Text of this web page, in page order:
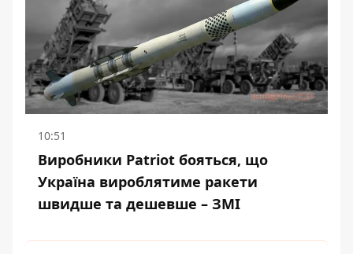
10:51
Виробники Patriot бояться, що
Україна вироблятиме ракети
швидше та дешевше – ЗМІ